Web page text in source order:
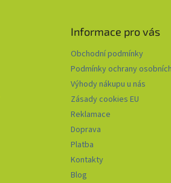
Informace pro vás
Obchodní podmínky
Podmínky ochrany
Výhody nákupu u nás
Zásady cookies EU
Reklamace
Doprava
Platba
Kontakty
Blog